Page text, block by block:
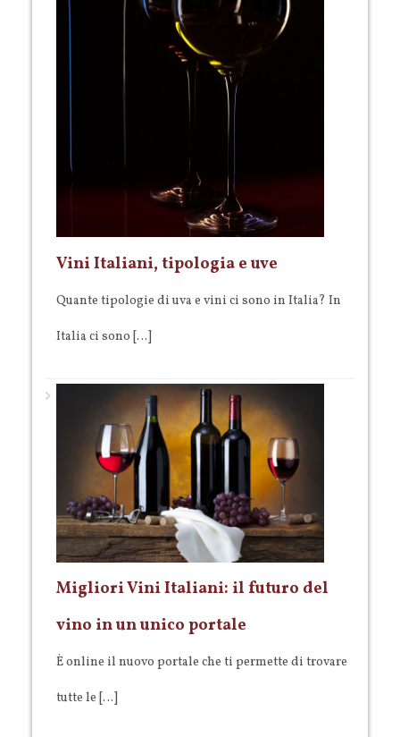
Vini Italiani, tipologia e uve
Quante tipologie di uva e vini ci sono in Italia? In
Italia ci sono […]
Migliori Vini Italiani: il futuro del
vino in un unico portale
È online il nuovo portale che ti permette di trovare
tutte le […]